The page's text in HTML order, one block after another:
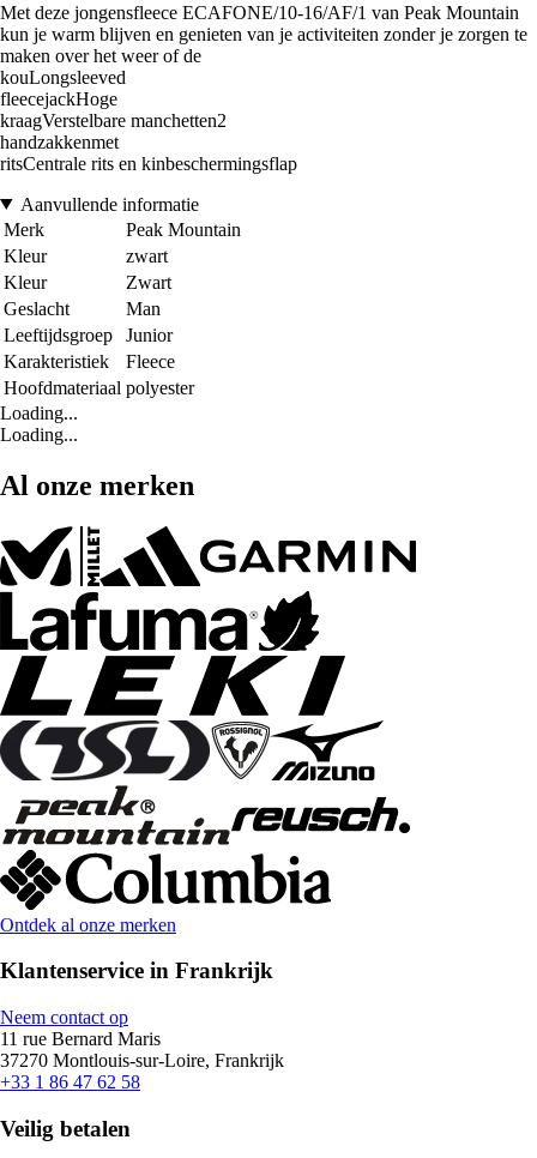
Met deze jongensfleece ECAFONE/10-16/AF/1 van Peak Mountain
kun je warm blijven en genieten van je activiteiten zonder je zorgen te
maken over het weer of de
kouLongsleeved
fleecejackHoge
kraagVerstelbare manchetten2
handzakkenmet
ritsCentrale rits en kinbeschermingsflap
Aanvullende informatie
Merk
Peak Mountain
Kleur
zwart
Kleur
Zwart
Geslacht
Man
Leeftijdsgroep
Junior
Karakteristiek
Fleece
Hoofdmateriaal polyester
Loading...
Loading...
Al onze merken
Ontdek al onze merken
Klantenservice in Frankrijk
Neem contact op
11 rue Bernard Maris
37270 Montlouis-sur-Loire, Frankrijk
+33 1 86 47 62 58
Veilig betalen